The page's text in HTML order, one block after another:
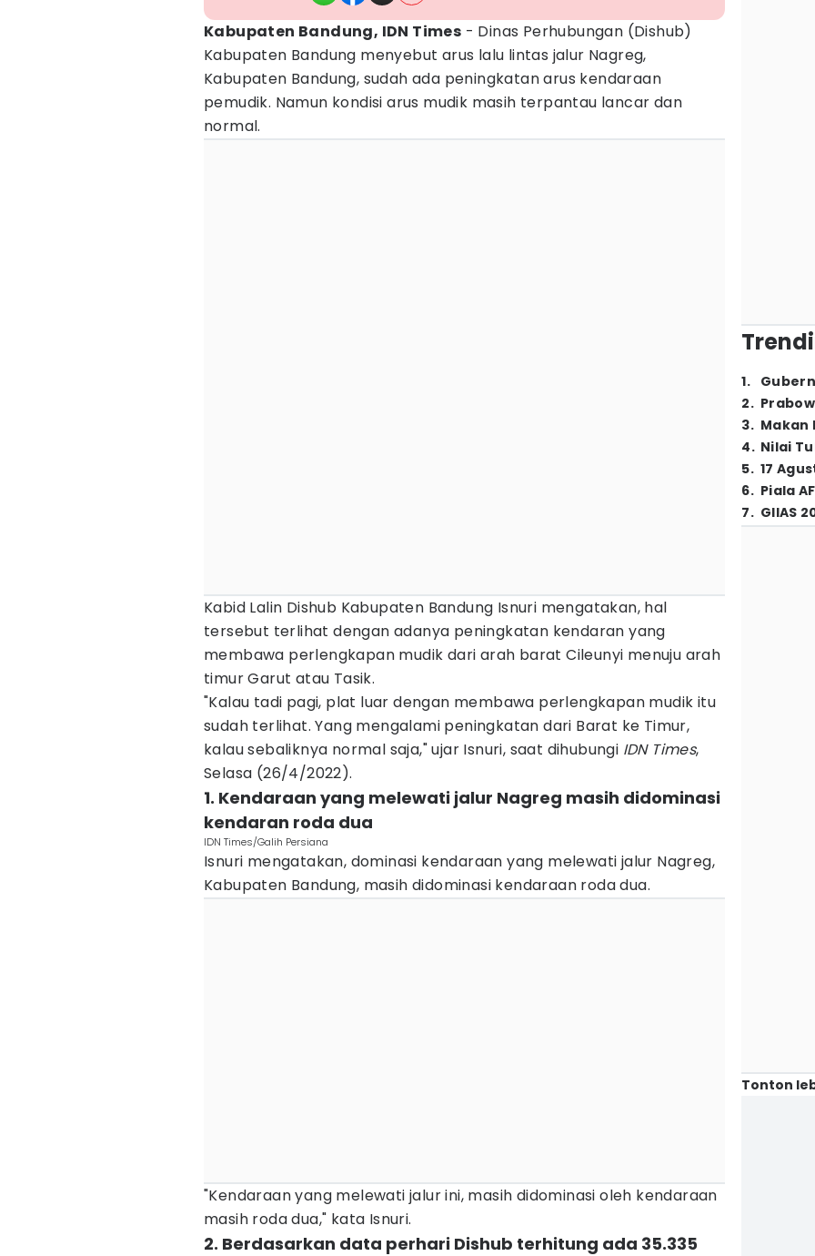
Kabupaten Bandung, IDN Times - Dinas Perhubungan (Dishub)
Kabupaten Bandung menyebut arus lalu lintas jalur Nagreg,
Kabupaten Bandung, sudah ada peningkatan arus kendaraan
pemudik. Namun kondisi arus mudik masih terpantau lancar dan
normal.
Kabid Lalin Dishub Kabupaten Bandung Isnuri mengatakan, hal
tersebut terlihat dengan adanya peningkatan kendaran yang
membawa perlengkapan mudik dari arah barat Cileunyi menuju arah
timur Garut atau Tasik.
"Kalau tadi pagi, plat luar dengan membawa perlengkapan mudik itu
sudah terlihat. Yang mengalami peningkatan dari Barat ke Timur,
kalau sebaliknya normal saja," ujar Isnuri, saat dihubungi IDN Times,
Selasa (26/4/2022).
1. Kendaraan yang melewati jalur Nagreg masih didominasi
kendaran roda dua
IDN Times/Galih Persiana
Isnuri mengatakan, dominasi kendaraan yang melewati jalur Nagreg,
Kabupaten Bandung, masih didominasi kendaraan roda dua.
"Kendaraan yang melewati jalur ini, masih didominasi oleh kendaraan
masih roda dua," kata Isnuri.
2. Berdasarkan data perhari Dishub terhitung ada 35.335
1.
2.
3. Makan
4. Nilai
5. 17
6. Piala
7. GIIAS
Tonton